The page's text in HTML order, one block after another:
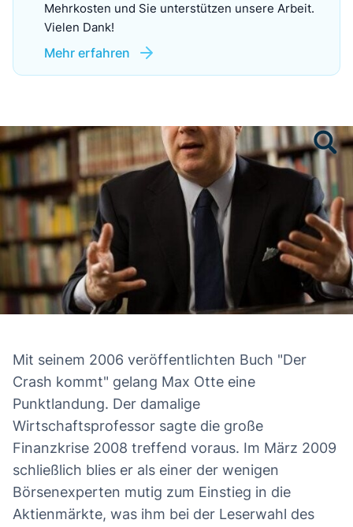
Mehrkosten und Sie unterstützen unsere Arbeit.
Vielen Dank!
Mehr erfahren
Mit seinem 2006 veröffentlichten Buch "Der
Crash kommt" gelang Max Otte eine
Punktlandung. Der damalige
Wirtschaftsprofessor sagte die große
Finanzkrise 2008 treffend voraus. Im März 2009
schließlich blies er als einer der wenigen
Börsenexperten mutig zum Einstieg in die
Aktienmärkte, was ihm bei der Leserwahl des